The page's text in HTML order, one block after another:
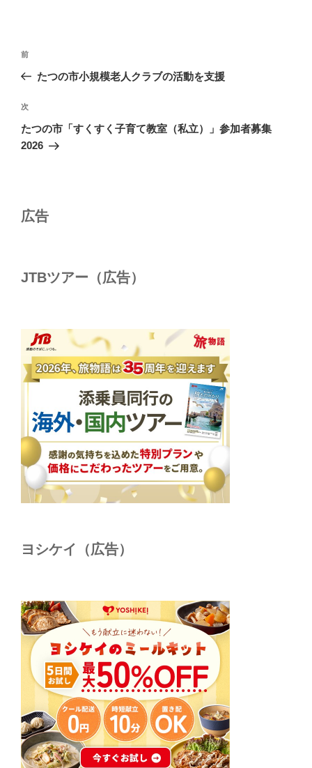
投
ビ
ゲ
ー
前
の
稿
前
たつの市小規模老人クラブの活動を支援
次
の
投
次
たつの市「すくすく子育て教室（私立）」参加者募集
2026
広告
JTBツアー（広告）
ヨシケイ（広告）